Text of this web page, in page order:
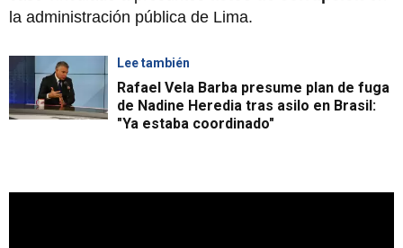
la administración pública de Lima.
Lee también
Rafael Vela Barba presume plan de fuga
de Nadine Heredia tras asilo en Brasil:
"Ya estaba coordinado"